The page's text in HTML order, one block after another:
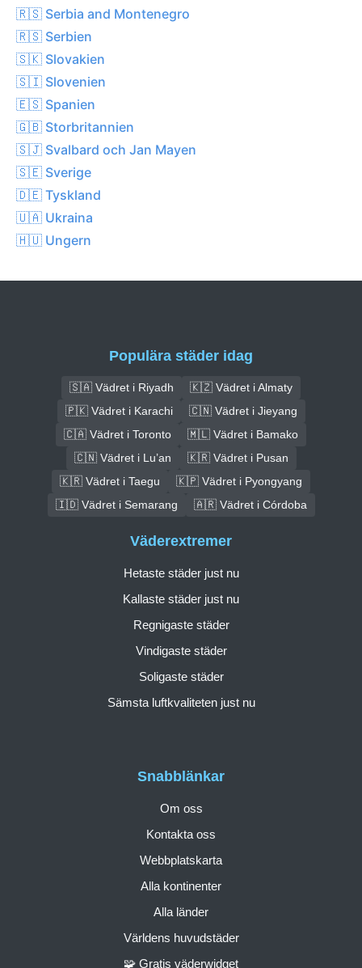
🇷🇸 Serbia and Montenegro
🇷🇸 Serbien
🇸🇰 Slovakien
🇸🇮 Slovenien
🇪🇸 Spanien
🇬🇧 Storbritannien
🇸🇯 Svalbard och Jan Mayen
🇸🇪 Sverige
🇩🇪 Tyskland
🇺🇦 Ukraina
🇭🇺 Ungern
Populära städer idag
🇸🇦 Vädret i Riyadh
🇰🇿 Vädret i Almaty
🇵🇰 Vädret i Karachi
🇨🇳 Vädret i Jieyang
🇨🇦 Vädret i Toronto
🇲🇱 Vädret i Bamako
🇨🇳 Vädret i Lu’an
🇰🇷 Vädret i Pusan
🇰🇷 Vädret i Taegu
🇰🇵 Vädret i Pyongyang
🇮🇩 Vädret i Semarang
🇦🇷 Vädret i Córdoba
Snabblänkar
Om oss
Kontakta oss
Webbplatskarta
Alla kontinenter
Alla länder
Världens huvudstäder
🧩 Gratis väderwidget
Väderextremer
Hetaste städer just nu
Kallaste städer just nu
Regnigaste städer
Vindigaste städer
Soligaste städer
Sämsta luftkvaliteten just nu